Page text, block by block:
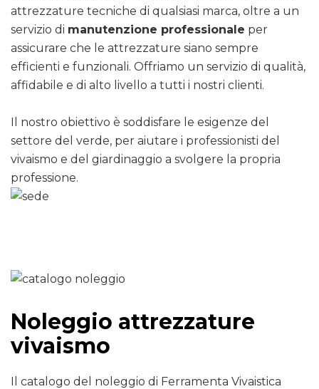
attrezzature tecniche di qualsiasi marca, oltre a un
servizio di manutenzione professionale per
assicurare che le attrezzature siano sempre
efficienti e funzionali. Offriamo un servizio di qualità,
affidabile e di alto livello a tutti i nostri clienti.
Il nostro obiettivo è soddisfare le esigenze del
settore del verde, per aiutare i professionisti del
vivaismo e del giardinaggio a svolgere la propria
professione.
Noleggio attrezzature
vivaismo
Il catalogo del noleggio di Ferramenta Vivaistica